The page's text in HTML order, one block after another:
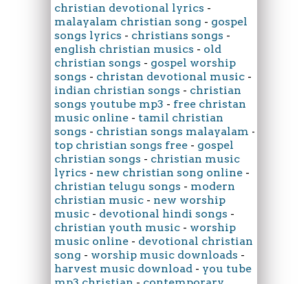
christian devotional lyrics -
malayalam christian song - gospel
songs lyrics - christians songs -
english christian musics - old
christian songs - gospel worship
songs - christan devotional music -
indian christian songs - christian
songs youtube mp3 - free christan
music online - tamil christian
songs - christian songs malayalam -
top christian songs free - gospel
christian songs - christian music
lyrics - new christian song online -
christian telugu songs - modern
christian music - new worship
music - devotional hindi songs -
christian youth music - worship
music online - devotional christian
song - worship music downloads -
harvest music download - you tube